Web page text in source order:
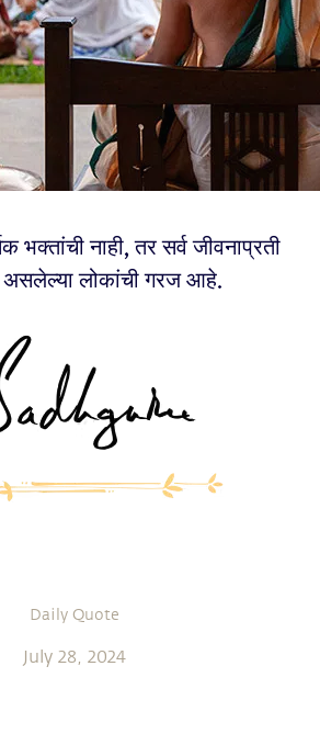
भक्तांची नाही, तर सर्व जीवनाप्रती
असलेल्या लोकांची गरज आहे.
Daily Quote
July 28, 2024